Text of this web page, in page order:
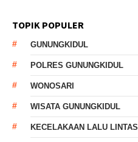
TOPIK POPULER
GUNUNGKIDUL
POLRES GUNUNGKIDUL
WONOSARI
WISATA GUNUNGKIDUL
KECELAKAAN LALU LINTAS